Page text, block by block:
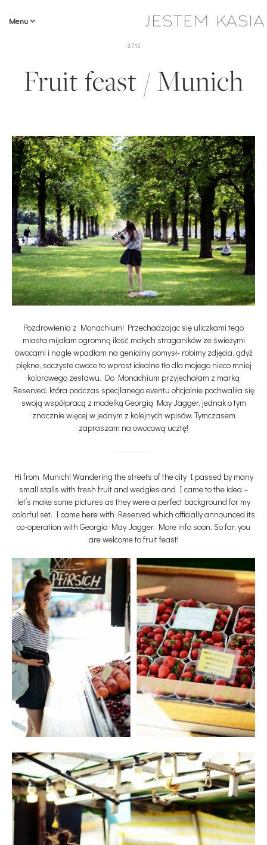
Menu
3.7.15
Fruit feast / Munich
Pozdrowienia z Monachium! Przechadzając się uliczkami tego
miasta mijałam ogromną ilość małych straganików ze świeżymi
owocami i nagle wpadłam na genialny pomysł- robimy zdjęcia, gdyż
piękne, soczyste owoce to wprost idealne tło dla mojego nieco mniej
kolorowego zestawu. Do Monachium przyjechałam z marką
Reserved, która podczas specjlanego eventu oficjalnie pochwaliła się
swoją współpracą z modelką Georgią May Jagger, jednak o tym
znacznie więcej w jednym z kolejnych wpisów. Tymczasem
zapraszam na owocową ucztę!
Hi from Munich! Wandering the streets of the city I passed by many
small stalls with fresh fruit and wedgies and I came to the idea –
let’s make some pictures as they were a perfect background for my
colorful set. I came here with Reserved which officially announced its
co-operation with Georgia May Jagger. More info soon. So far, you
are welcome to fruit feast!